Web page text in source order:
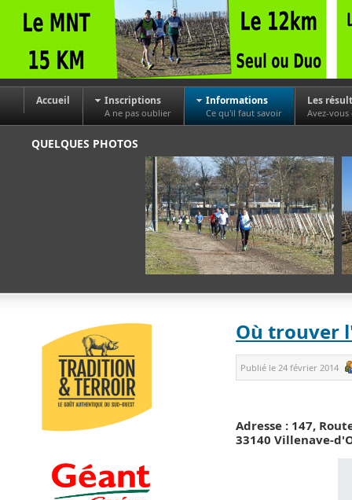
Accueil Inscriptions
A ne pas oublier
Informations
Ce qu'il faut savoir
Les
Avez-vous
QUELQUES PHOTOS
Où trouver
Publié le 24 février 2014
Adresse : 147,
33140 Villenave-